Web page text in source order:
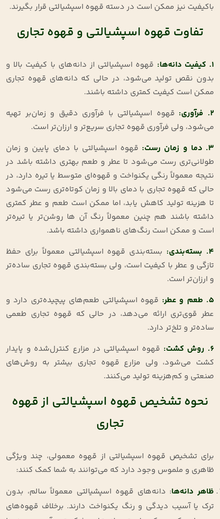
باکیفیت نیز ممکن است در دسته قهوه اسپشیالتی قرار بگیرند.
تفاوت قهوه اسپشیالتی و قهوه تجاری
۱. کیفیت دانه‌ها: قهوه اسپشیالتی از دانه‌های با کیفیت بالا و
بدون نقص تولید می‌شود، در حالی که دانه‌های قهوه تجاری
ممکن است کیفیت کمتری داشته باشند.
۲. فرآوری: قهوه اسپشیالتی با فرآوری دقیق و زمان‌بر تهیه
می‌شود، ولی فرآوری قهوه تجاری سریع‌تر و ارزان‌تر است.
۳.دما و زمان رست: قهوه اسپشیالتی با دمای پایین و زمان
طولانی‌تری رست می‌شود تا عطر و طعم بهتری داشته باشد در
نتیجه معمولاً رنگی یکنواخت و قهوه‌ای متوسط یا تیره دارد، در
حالی که قهوه تجاری با دمای بالا و زمان کوتاه‌تری رست می‌شود
تا هزینه تولید کاهش یابد، اما ممکن است طعم و عطر کمتری
داشته باشند هم چنین معمولاً رنگ آن ها روشن‌تر یا تیره‌تر
است و ممکن است رنگ‌های ناهمواری داشته باشد.
۴. بسته‌بندی: بسته‌بندی قهوه اسپشیالتی معمولاً برای حفظ
تازگی و عطر با کیفیت است، ولی بسته‌بندی قهوه تجاری ساده‌تر
و ارزان‌تر است.
۵. طعم و عطر: قهوه اسپشیالتی طعم‌های پیچیده‌تری دارد و
عطر قوی‌تری ارائه می‌دهد، در حالی که قهوه تجاری طعمی
ساده‌تر و تلخ‌تر دارد.
۶. روش کشت: قهوه اسپشیالتی در مزارع کنترل‌شده و پایدار
کشت می‌شود، ولی مزارع قهوه تجاری بیشتر به روش‌های
صنعتی و کم‌هزینه تولید می‌کنند.
نحوه تشخیص قهوه اسپشیالتی از قهوه
تجاری
برای تشخیص قهوه اسپشیالتی از قهوه معمولی، چند ویژگی
ظاهری و ملموس وجود دارد که می‌توانند به شما کمک کنند:
ظاهر دانه‌ها: دانه‌های قهوه اسپشیالتی معمولاً سالم، بدون
ترک یا آسیب دیدگی و رنگ یکنواخت دارند. برخلاف قهوه‌های